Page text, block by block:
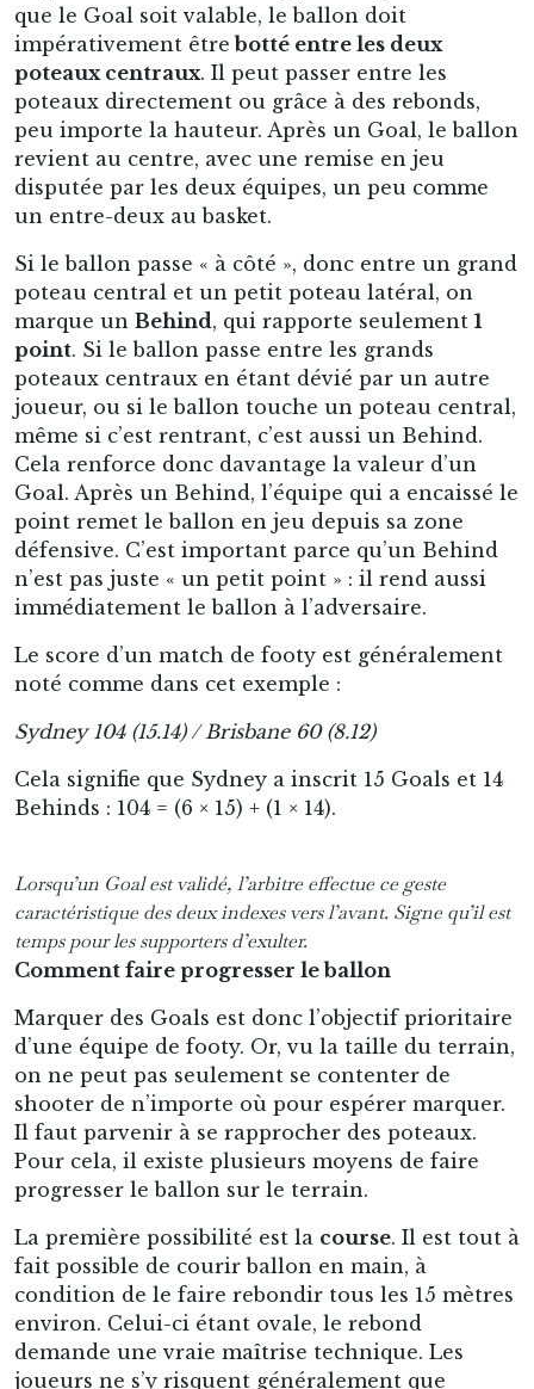
que le Goal soit valable, le ballon doit
impérativement être botté entre les deux
poteaux centraux. Il peut passer entre les
poteaux directement ou grâce à des rebonds,
peu importe la hauteur. Après un Goal, le ballon
revient au centre, avec une remise en jeu
disputée par les deux équipes, un peu comme
un entre-deux au basket.
Si le ballon passe « à côté », donc entre un grand
poteau central et un petit poteau latéral, on
marque un Behind, qui rapporte seulement 1
point. Si le ballon passe entre les grands
poteaux centraux en étant dévié par un autre
joueur, ou si le ballon touche un poteau central,
même si c’est rentrant, c’est aussi un Behind.
Cela renforce donc davantage la valeur d’un
Goal. Après un Behind, l’équipe qui a encaissé le
point remet le ballon en jeu depuis sa zone
défensive. C’est important parce qu’un Behind
n’est pas juste « un petit point » : il rend aussi
immédiatement le ballon à l’adversaire.
Le score d’un match de footy est généralement
noté comme dans cet exemple :
Sydney 104 (15.14) / Brisbane 60 (8.12)
Cela signifie que Sydney a inscrit 15 Goals et 14
Behinds : 104 = (6 × 15) + (1 × 14).
Lorsqu’un Goal est validé, l’arbitre effectue ce geste
caractéristique des deux indexes vers l’avant. Signe qu’il est
temps pour les supporters d’exulter.
Comment faire progresser le ballon
Marquer des Goals est donc l’objectif prioritaire
d’une équipe de footy. Or, vu la taille du terrain,
on ne peut pas seulement se contenter de
shooter de n’importe où pour espérer marquer.
Il faut parvenir à se rapprocher des poteaux.
Pour cela, il existe plusieurs moyens de faire
progresser le ballon sur le terrain.
La première possibilité est la course. Il est tout à
fait possible de courir ballon en main, à
condition de le faire rebondir tous les 15 mètres
environ. Celui-ci étant ovale, le rebond
demande une vraie maîtrise technique. Les
joueurs ne s’y risquent généralement que